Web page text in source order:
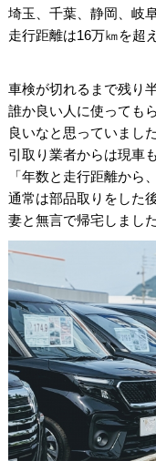
埼玉、千葉、静岡、岐
走行距離は16万㎞を超
車検が切れるまで残り半
誰か良い人に使っても
良いなと思っていました
引取り業者からは現車も
「年数と走行距離から
通常は部品取りをした
妻と無言で帰宅しました